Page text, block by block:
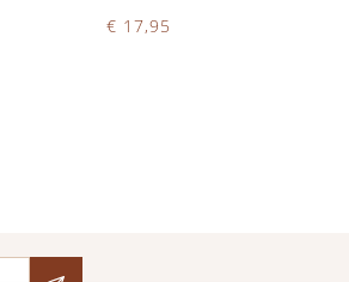
€ 17,95